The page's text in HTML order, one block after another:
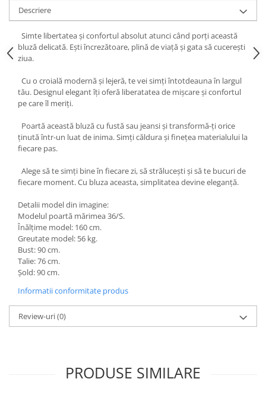
Descriere
Simte libertatea și confortul absolut atunci când porți această
bluză delicată. Ești încrezătoare, plină de viață și gata să cucerești
ziua.
Cu o croială modernă și lejeră, te vei simți întotdeauna în largul
tău. Designul elegant îți oferă liberatatea de mișcare și confortul
pe care îl meriți.
Poartă această bluză cu fustă sau jeansi și transformă-ți orice
ținută într-un luat de inima. Simți căldura și finețea materialului la
fiecare pas.
Alege să te simți bine în fiecare zi, să strălucești și să te bucuri de
fiecare moment. Cu bluza aceasta, simplitatea devine eleganță.
Detalii model din imagine:
Modelul poartă mărimea 36/S.
Înălțime model: 160 cm.
Greutate model: 56 kg.
Bust: 90 cm.
Talie: 76 cm.
Șold: 90 cm.
Informatii conformitate produs
Review-uri(0)
PRODUSE SIMILARE